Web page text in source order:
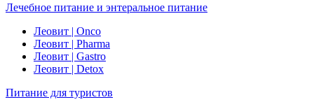
Лечебное питание и энтеральное питание
Леовит | Onco
Леовит | Pharma
Леовит | Gastro
Леовит | Detox
Питание для туристов